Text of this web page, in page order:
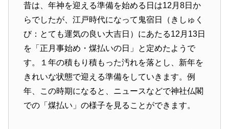
昔は、年神を迎える準備を始める日は12月8日か
らでしたが、江戸時代になって鬼宿日（きしゅく
び：とても運気の良い大吉日）にあたる12月13日
を「正月事始め・煤払いの日」と定めたようで
す。１年の積もり積もった汚れを落とし、新年を
きれいな状態で迎える準備をしていきます。例
年、この時期になると、ニュースなどで神社仏閣
での「煤払い」の様子を見ることができます。